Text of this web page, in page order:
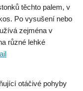
těchto palem, v
Po vysušení nebo
zejména v
různé lehké
otáčivé pohyby